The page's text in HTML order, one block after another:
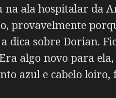
ala hospitalar da
provavelmente
dica sobre Dorian.
algo novo para
azul e cabelo loiro,